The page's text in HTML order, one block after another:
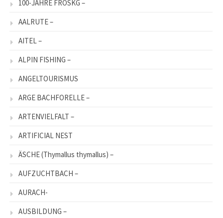
100-JAHRE FROSKG –
AALRUTE –
AITEL –
ALPIN FISHING –
ANGELTOURISMUS
ARGE BACHFORELLE –
ARTENVIELFALT –
ARTIFICIAL NEST
ÄSCHE (Thymallus thymallus) –
AUFZUCHTBACH –
AURACH-
AUSBILDUNG –